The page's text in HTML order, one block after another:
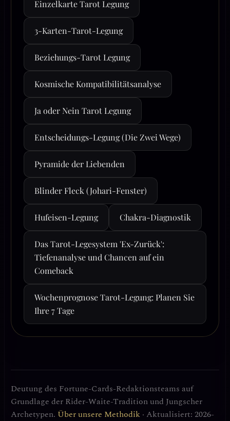
Einzelkarte Tarot Legung
3-Karten-Tarot-Legung
Beziehungs-Tarot Legung
Kosmische Kompatibilitätsanalyse
Ja oder Nein Tarot Legung
Entscheidungs-Legung (Die Zwei Wege)
Pyramide der Liebenden
Blinder Fleck (Johari-Fenster)
Hufeisen-Legung Chakra-Diagnostik
Das Tarot-Legesystem 'Ex-Zurück':
Tiefenanalyse und Chancen auf ein
Comeback
Wochenprognose Tarot-Legung: Planen Sie
Ihre 7 Tage
Deutung des Fortune-Cards-Redaktionsteams auf
Grundlage der Rider-Waite-Tradition und Jungscher
Archetypen. Über unsere Methodik · Aktualisiert: 2026-